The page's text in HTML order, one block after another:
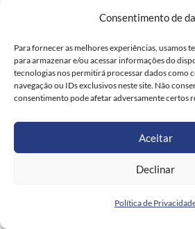
Consentimento de
Para fornecer as melhores experiências, usamos
para armazenar e/ou acessar informações do
tecnologias nos permitirá processar dados como
navegação ou IDs exclusivos neste site. Não
consentimento pode afetar adversamente certos
Aceitar
Declinar
Política de